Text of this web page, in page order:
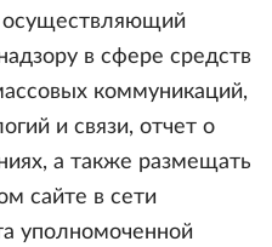
осуществляющий
в сфере средств
коммуникаций,
и связи, отчет о
а также размещать
сайте в сети
уполномоченной